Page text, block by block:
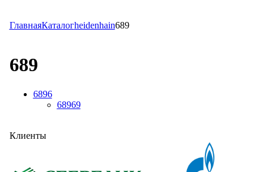
ГлавнаяКаталогheidenhain689
689
6896
68969
Клиенты